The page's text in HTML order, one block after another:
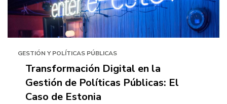
GESTIÓN Y POLÍTICAS PÚBLICAS
Transformación Digital en la
Gestión de Políticas Públicas: El
Caso de Estonia